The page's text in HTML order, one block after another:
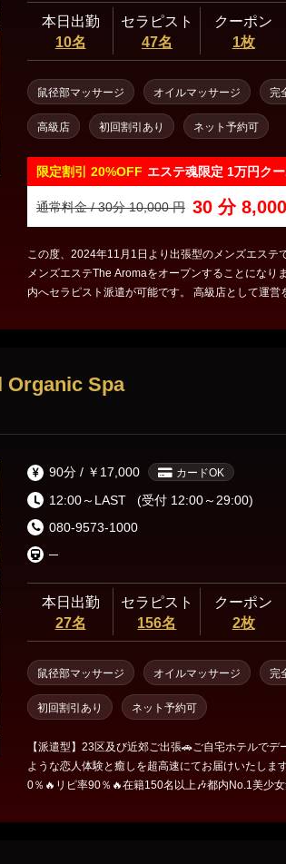
本日出勤
10名
セラピスト
47名
クーポン
1枚
鼠径部マッサージ オイルマッサージ 完
高級店 初回割引あり ネット予約可
限定割引 20%OFF エステ魂限定 1万円クー
通常料金 / 30分 10,000 円 30 分
この度、2024年11月1日より出張型のメンズエステ
メンズエステThe Aromaをオープンすることになり
内へセラピスト派遣が可能です。 高級店として運営
もちろん、サービス、店舗としての対応や細かい部
ービスの質が低い店舗も見受けられるので、そのよ
うに誠心誠意真面目にお客様へ向き合い、これから
Organic Spa
90分 / ￥17,000 カードOK
12:00～LAST
(受付 12:00～29:00)
080-9573-1000
─
本日出勤
27名
セラピスト
156名
クーポン
2枚
鼠径部マッサージ オイルマッサージ 完
初回割引あり ネット予約可
【派遣型】23区及び近郊ご出張🚗ご自宅ホテルでデ
ような恋人体験と癒しを超高速にてお届けいたしま
0％🔥リピ率90％🔥在籍150名以上🎶都内No.1美少